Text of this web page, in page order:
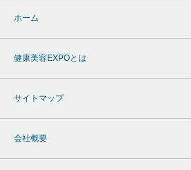
ホーム
健康美容EXPOとは
サイトマップ
会社概要